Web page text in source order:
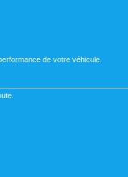
de votre véhicule.